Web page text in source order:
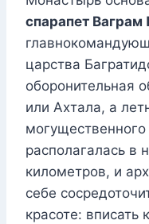
спарапет Ваграм
царства
оборонительная
или Ахтала, а
располагалась в
километров, и
себе
красоте: вписать